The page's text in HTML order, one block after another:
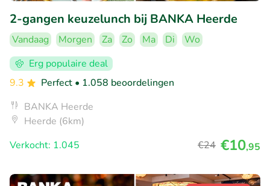
2-gangen keuzelunch bij BANKA Heerde
Vandaag Morgen Za Zo Ma Di
Wo
Erg populaire deal
9.3
Perfect • 1.058 beoordelingen
BANKA Heerde
Heerde (6km)
Verkocht: 1.045
€24 €10,95